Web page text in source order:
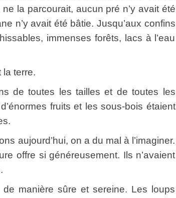
la parcourait, aucun pré n’y avait été
n’y avait été bâtie. Jusqu’aux confins
immenses forêts, lacs à l’eau
la terre.
toutes les tailles et de toutes les
fruits et les sous-bois étaient
on a du mal à l’imaginer.
offre si généreusement. Ils n’avaient
sûre et sereine. Les loups